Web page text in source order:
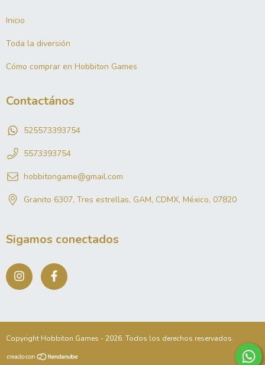
Inicio
Toda la diversión
Cómo comprar en Hobbiton Games
Contactános
525573393754
5573393754
hobbitongame@gmail.com
Granito 6307, Tres estrellas, GAM, CDMX, México, 07820
Sigamos conectados
Copyright Hobbiton Games - 2026. Todos los derechos reservados.